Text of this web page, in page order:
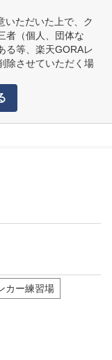
いただいた上で、ク
者（個人、団体な
る等、楽天GORAレ
除させていただく場
カー練習場